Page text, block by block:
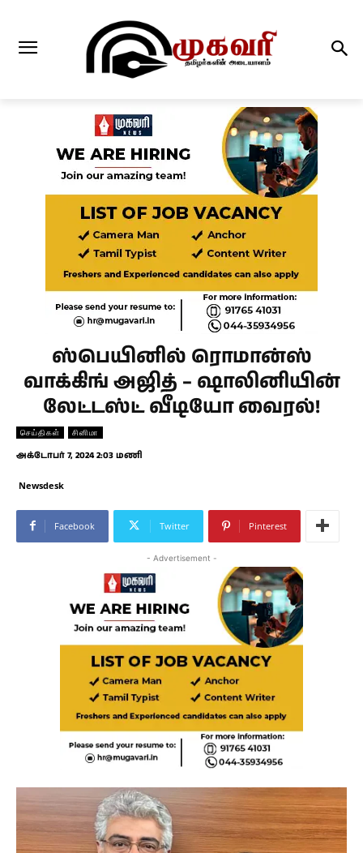
ஸ்பெயினில் ரொமான்ஸ்
வாக்கிங் அஜித் – ஷாலினியின்
லேட்டஸ்ட் வீடியோ வைரல்!
செய்திகள் சினிமா
அக்டோபர் 7, 2024 2:03 மணி
Newsdesk
Facebook Twitter Pinterest
- Advertisement -